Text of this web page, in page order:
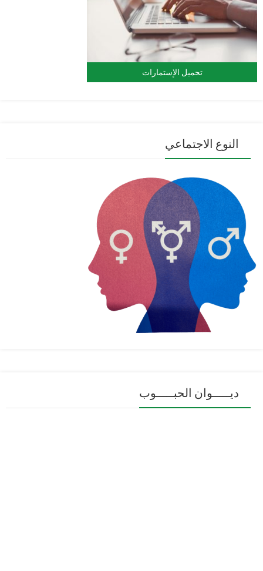
تحميل الإستمارات
النوع الاجتماعي
ديـــــوان الحبـــــوب